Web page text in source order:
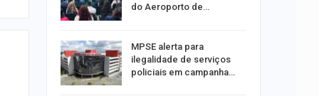
do
do Aeroporto de…
MPSE alerta para
ilegalidade de serviços
policiais em campanha…